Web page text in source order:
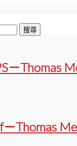
－Thomas
Thomas